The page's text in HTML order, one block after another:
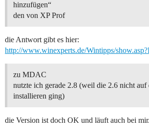
hinzufügen“
den von XP Prof
die Antwort gibt es hier:
http://www.winexperts.de/Wintipps/
zu MDAC
nutzte ich gerade 2.8 (weil die 2.6 nicht auf
installieren ging)
die Version ist doch OK und läuft auch bei mir.